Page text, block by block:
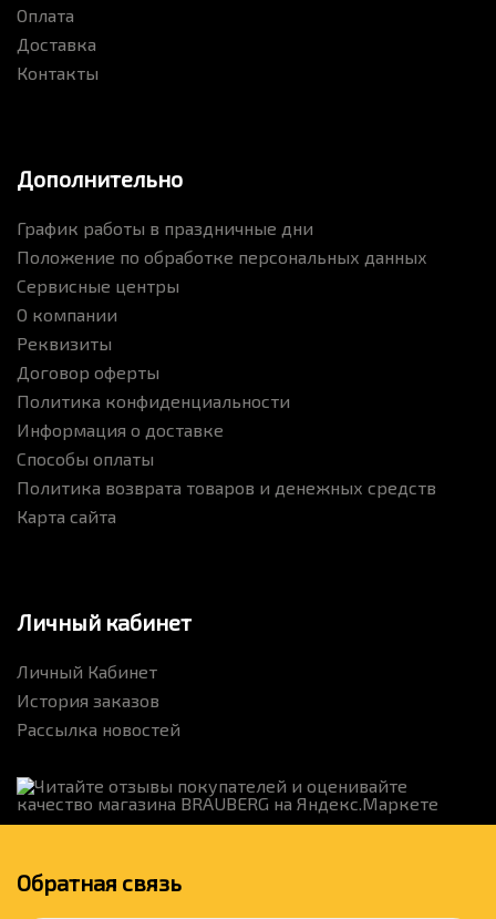
Оплата
Доставка
Контакты
Дополнительно
График работы в праздничные дни
Положение по обработке персональных данных
Сервисные центры
О компании
Реквизиты
Договор оферты
Политика конфиденциальности
Информация о доставке
Способы оплаты
Политика возврата товаров и денежных средств
Карта сайта
Личный кабинет
Личный Кабинет
История заказов
Рассылка новостей
Обратная связь